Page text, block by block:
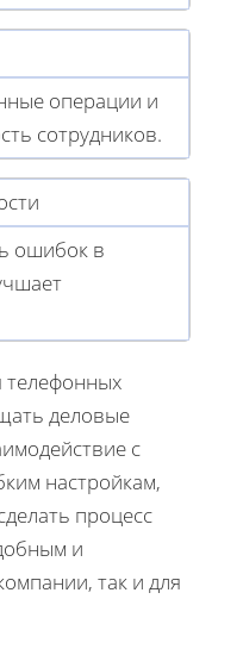
операции и
сотрудников.
ошибок в
телефонных
деловые
с
настройкам,
процесс
и
так и для